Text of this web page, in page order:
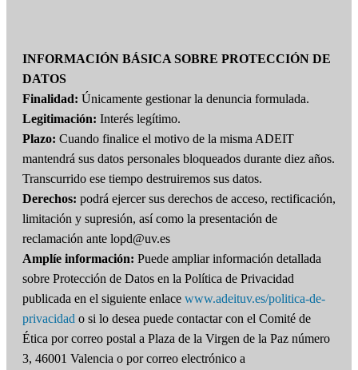
INFORMACIÓN BÁSICA SOBRE PROTECCIÓN DE
DATOS
Finalidad: Únicamente gestionar la denuncia formulada.
Legitimación: Interés legítimo.
Plazo: Cuando finalice el motivo de la misma ADEIT
mantendrá sus datos personales bloqueados durante diez años.
Transcurrido ese tiempo destruiremos sus datos.
Derechos: podrá ejercer sus derechos de acceso, rectificación,
limitación y supresión, así como la presentación de
reclamación ante lopd@uv.es
Amplíe información: Puede ampliar información detallada
sobre Protección de Datos en la Política de Privacidad
publicada en el siguiente enlace www.adeituv.es/politica-de-
privacidad o si lo desea puede contactar con el Comité de
Ética por correo postal a Plaza de la Virgen de la Paz número
3, 46001 Valencia o por correo electrónico a